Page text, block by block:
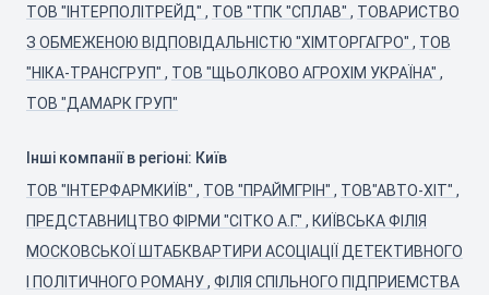
ТОВ "ІНТЕРПОЛІТРЕЙД" , ТОВ "ТПК "СПЛАВ" , ТОВАРИСТВО
З ОБМЕЖЕНОЮ ВІДПОВІДАЛЬНІСТЮ "ХІМТОРГАГРО" , ТОВ
"НІКА-ТРАНСГРУП" , ТОВ "ЩЬОЛКОВО АГРОХІМ УКРАЇНА" ,
ТОВ "ДАМАРК ГРУП"
Інші компанії в регіоні: Київ
ТОВ "ІНТЕРФАРМКИЇВ" , ТОВ "ПРАЙМГРІН" , ТОВ"АВТО-ХІТ" ,
ПРЕДСТАВНИЦТВО ФІРМИ "СІТКО А.Г." , КИЇВСЬКА ФІЛІЯ
МОСКОВСЬКОЇ ШТАБКВАРТИРИ АСОЦІАЦІЇ ДЕТЕКТИВНОГО
І ПОЛІТИЧНОГО РОМАНУ, ФІЛІЯ СПІЛЬНОГО ПІДПРИЕМСТВА